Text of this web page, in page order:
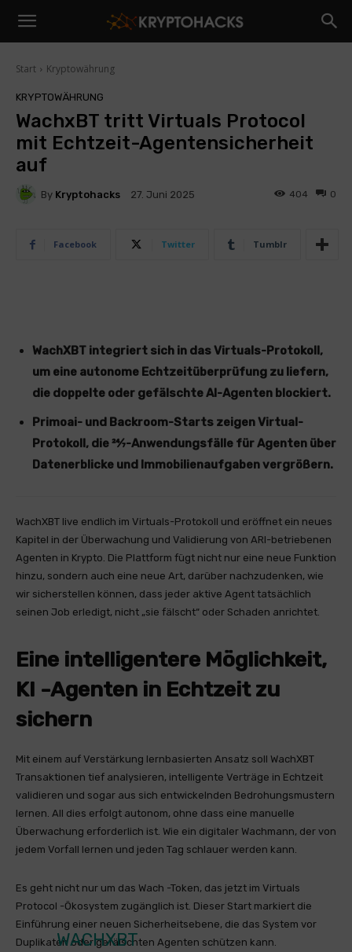
Start Kryptowährung
KRYPTOWÄHRUNG
WachxBT tritt Virtuals Protocol
mit Echtzeit-Agentensicherheit
auf
By Kryptohacks 27. Juni 2025 0
404
Facebook Twitter Tumblr
WachXBT integriert sich in das Virtuals-Protokoll,
um eine autonome Echtzeitüberprüfung zu liefern,
die doppelte oder gefälschte AI-Agenten blockiert.
Primoai- und Backroom-Starts zeigen Virtual-
Protokoll, die 24⁄7-Anwendungsfälle für Agenten über
Datenerblicke und Immobilienaufgaben vergrößern.
WachXBT live endlich im Virtuals-Protokoll und eröffnet ein neues
Kapitel in der Überwachung und Validierung von ARI-betriebenen
Agenten in Krypto. Die Plattform fügt nicht nur eine neue Funktion
hinzu, sondern auch eine neue Art, darüber nachzudenken, wie
wir sicherstellen können, dass jeder aktive Agent tatsächlich
seinen Job erledigt, nicht „sie fälscht“ oder Schaden anrichtet.
Eine intelligentere Möglichkeit,
KI -Agenten in Echtzeit zu
sichern
Mit einem auf Verstärkung lernbasierten Ansatz soll WachXBT
Transaktionen tief analysieren, intelligente Verträge in Echtzeit
validieren und sogar aus sich entwickelnden Bedrohungsmustern
lernen. All dies erfolgt autonom, ohne dass eine manuelle
Überwachung erforderlich ist. Wie ein digitaler Wachmann, der von
jedem Vorfall lernen und jeden Tag schlauer werden kann.
Es geht nicht nur um das Wach -Token, das jetzt im Virtuals
Protocol -Ökosystem zugänglich ist. Dieser Start markiert die
Einführung einer neuen Sicherheitsebene, die das System vor
Duplikaten oder gefälschten Agenten schützen kann.
WACHXBT